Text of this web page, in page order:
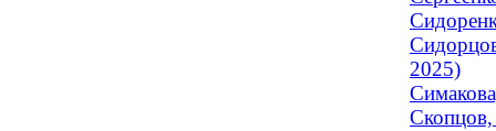
2025)
Скопцов,